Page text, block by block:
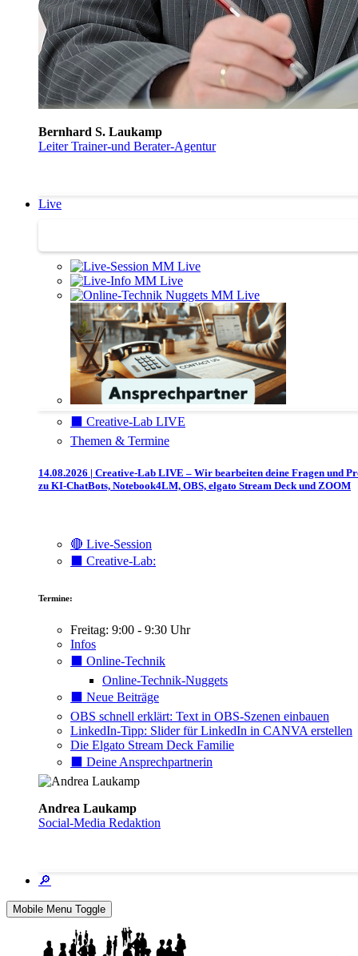
Bernhard S. Laukamp
Leiter Trainer-und Berater-Agentur
Live
⬛️ Creative-Lab LIVE
Themen & Termine
14.08.2026 | Creative-Lab LIVE – Wir bearbeiten deine Fragen und
zu KI-ChatBots, Notebook4LM, OBS, elgato Stream Deck und ZOOM
🔴 Live-Session
⬛️ Creative-Lab:
Termine:
Freitag: 9:00 - 9:30 Uhr
Infos
⬛️ Online-Technik
Online-Technik-Nuggets
⬛️ Neue Beiträge
OBS schnell erklärt: Text in OBS-Szenen einbauen
LinkedIn-Tipp: Slider für LinkedIn in CANVA erstellen
Die Elgato Stream Deck Familie
⬛️ Deine Ansprechpartnerin
Andrea Laukamp
Social-Media Redaktion
🔎
Mobile Menu Toggle